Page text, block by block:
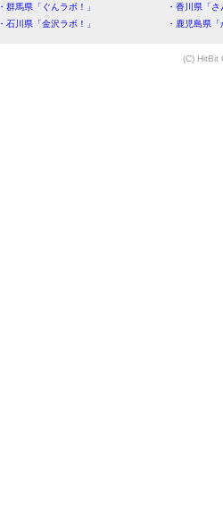
・群馬県「ぐんラボ！」
・香川県「
・石川県「金沢ラボ！」
・鹿児島県
(C) HitBit